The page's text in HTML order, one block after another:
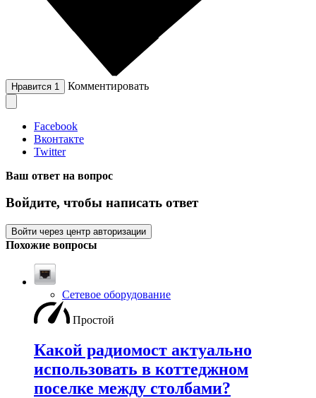
Нравится 1 Комментировать
Facebook
Вконтакте
Twitter
Ваш ответ на вопрос
Войдите, чтобы написать ответ
Войти через центр авторизации
Похожие вопросы
Сетевое оборудование
Простой
Какой радиомост актуально
использовать в коттеджном
поселке между столбами?